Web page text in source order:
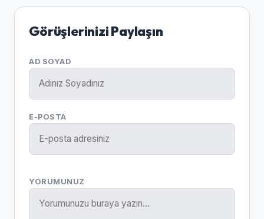
Görüşlerinizi Paylaşın
AD SOYAD
E-POSTA
YORUMUNUZ